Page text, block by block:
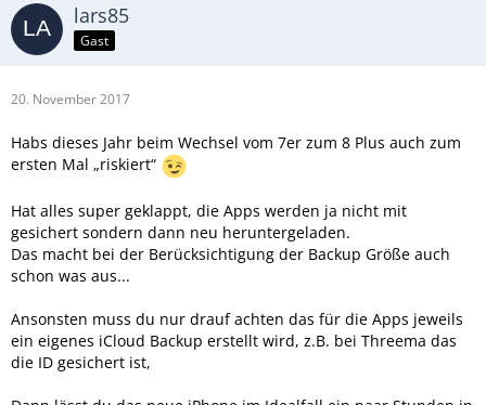
lars85
Gast
20. November 2017
Habs dieses Jahr beim Wechsel vom 7er zum 8 Plus auch zum
ersten Mal „riskiert“
Hat alles super geklappt, die Apps werden ja nicht mit
gesichert sondern dann neu heruntergeladen.
Das macht bei der Berücksichtigung der Backup Größe auch
schon was aus...
Ansonsten muss du nur drauf achten das für die Apps jeweils
ein eigenes iCloud Backup erstellt wird, z.B. bei Threema das
die ID gesichert ist,